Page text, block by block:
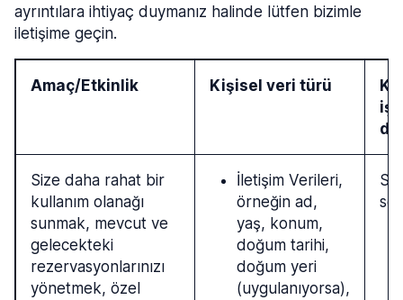
ayrıntılara ihtiyaç duymanız halinde lütfen bizimle
iletişime geçin.
Amaç/Etkinlik Kişisel veri türü
Size daha rahat bir
kullanım olanağı
sunmak, mevcut ve
gelecekteki
rezervasyonlarınızı
yönetmek, özel
İletişim Verileri,
örneğin ad,
yaş, konum,
doğum tarihi,
doğum yeri
(uygulanıyorsa),